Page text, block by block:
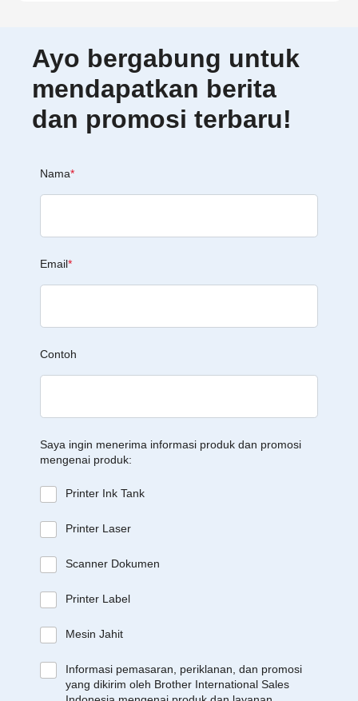
Ayo bergabung untuk
mendapatkan berita
dan promosi terbaru!
Nama*
Email*
Contoh
Saya ingin menerima informasi produk dan promosi
mengenai produk:
Printer Ink Tank
Printer Laser
Scanner Dokumen
Printer Label
Mesin Jahit
Informasi pemasaran, periklanan, dan promosi
yang dikirim oleh Brother International Sales